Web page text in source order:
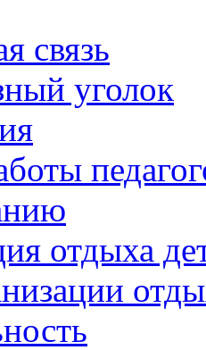
связь
уголок
отдыха